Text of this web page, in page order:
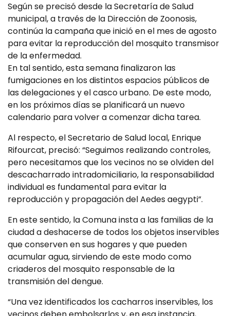
Según se precisó desde la Secretaría de Salud
municipal, a través de la Dirección de Zoonosis,
continúa la campaña que inició en el mes de agosto
para evitar la reproducción del mosquito transmisor
de la enfermedad.
En tal sentido, esta semana finalizaron las
fumigaciones en los distintos espacios públicos de
las delegaciones y el casco urbano. De este modo,
en los próximos días se planificará un nuevo
calendario para volver a comenzar dicha tarea.
Al respecto, el Secretario de Salud local, Enrique
Rifourcat, precisó: “Seguimos realizando controles,
pero necesitamos que los vecinos no se olviden del
descacharrado intradomiciliario, la responsabilidad
individual es fundamental para evitar la
reproducción y propagación del Aedes aegypti”.
En este sentido, la Comuna insta a las familias de la
ciudad a deshacerse de todos los objetos inservibles
que conserven en sus hogares y que pueden
acumular agua, sirviendo de este modo como
criaderos del mosquito responsable de la
transmisión del dengue.
“Una vez identificados los cacharros inservibles, los